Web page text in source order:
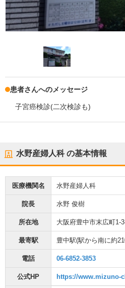
患者さんへのメッセージ
子宮癌検診(二次検診も)
水野産婦人科の基本情報
医療機関名 水野産婦人科
院長 水野 俊樹
所在地 大阪府豊中市末広町1-
最寄駅 豊中駅(駅から南に約
電話 06-6852-3853
公式HP https://www.mizuno-